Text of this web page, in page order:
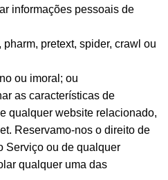
informações pessoais de
pretext, spider, crawl ou
ou imoral; ou
as características de
qualquer website relacionado,
Reservamo-nos o direito de
Serviço ou de qualquer
qualquer uma das